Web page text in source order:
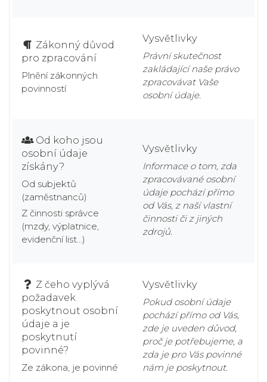
Zákonný důvod
pro zpracování
Plnění zákonných
povinností
Vysvětlivky
Právní skutečnost
zakládající naše právo
zpracovávat Vaše
osobní údaje.
Od koho jsou
osobní údaje
získány?
Od subjektů
(zaměstnanců)
Z činnosti správce
(mzdy, výplatnice,
evidenční list...)
Vysvětlivky
Informace o tom, zda
zpracovávané osobní
údaje pochází přímo
od Vás, z naší vlastní
činnosti či z jiných
zdrojů.
Z čeho vyplývá
požadavek
poskytnout osobní
údaje a je
poskytnutí
povinné?
Ze zákona, je povinné
Vysvětlivky
Pokud osobní údaje
pochází přímo od Vás,
zde je uveden důvod,
proč je potřebujeme, a
zda je pro Vás povinné
nám je poskytnout.